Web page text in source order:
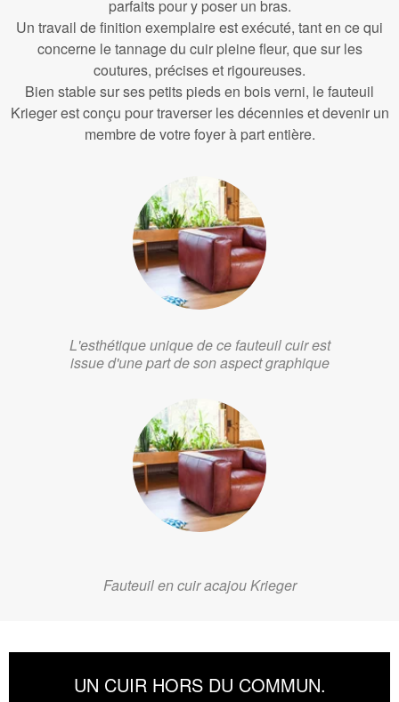
parfaits pour y poser un bras.
Un travail de finition exemplaire est exécuté, tant en ce qui
concerne le tannage du cuir pleine fleur, que sur les
coutures, précises et rigoureuses.
Bien stable sur ses petits pieds en bois verni, le fauteuil
Krieger est conçu pour traverser les décennies et devenir un
membre de votre foyer à part entière.
L'esthétique unique de ce fauteuil cuir est
issue d'une part de son aspect graphique
Fauteuil en cuir acajou Krieger
UN CUIR HORS DU COMMUN.